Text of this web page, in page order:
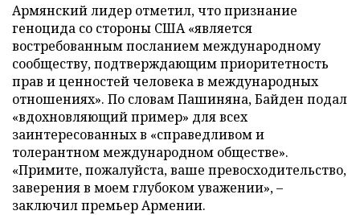
Армянский лидер отметил, что признание
геноцида со стороны США «является
востребованным посланием международному
сообществу, подтверждающим приоритетность
прав и ценностей человека в международных
отношениях». По словам Пашиняна, Байден подал
«вдохновляющий пример» для всех
заинтересованных в «справедливом и
толерантном международном обществе».
«Примите, пожалуйста, ваше превосходительство,
заверения в моем глубоком уважении», –
заключил премьер Армении.